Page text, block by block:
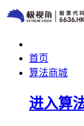
首页
算法商城
进入算